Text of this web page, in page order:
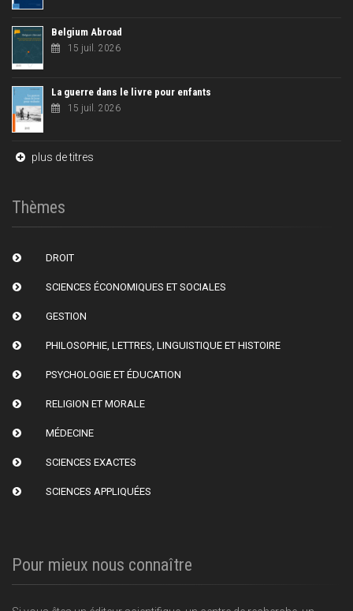
Belgium Abroad
15 juil. 2026
La guerre dans le livre pour enfants
15 juil. 2026
plus de titres
Thèmes
DROIT
SCIENCES ÉCONOMIQUES ET SOCIALES
GESTION
PHILOSOPHIE, LETTRES, LINGUISTIQUE ET HISTOIRE
PSYCHOLOGIE ET ÉDUCATION
RELIGION ET MORALE
MÉDECINE
SCIENCES EXACTES
SCIENCES APPLIQUÉES
Pour mieux nous connaître